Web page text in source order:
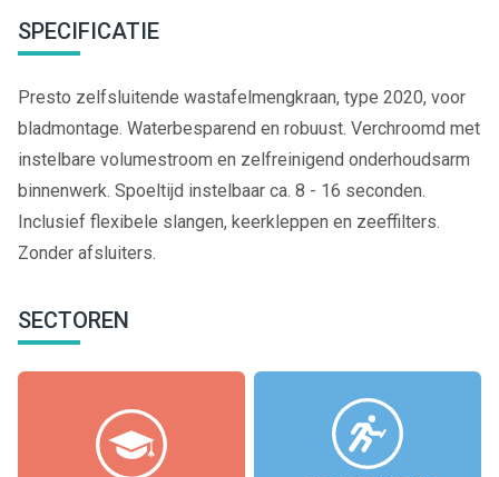
SPECIFICATIE
Presto zelfsluitende wastafelmengkraan, type 2020, voor
bladmontage. Waterbesparend en robuust. Verchroomd met
instelbare volumestroom en zelfreinigend onderhoudsarm
binnenwerk. Spoeltijd instelbaar ca. 8 - 16 seconden.
Inclusief flexibele slangen, keerkleppen en zeeffilters.
Zonder afsluiters.
SECTOREN